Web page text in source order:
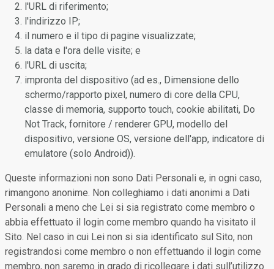
l'URL di riferimento;
l'indirizzo IP;
il numero e il tipo di pagine visualizzate;
la data e l'ora delle visite; e
l'URL di uscita;
impronta del dispositivo (ad es., Dimensione dello
schermo/rapporto pixel, numero di core della CPU,
classe di memoria, supporto touch, cookie abilitati, Do
Not Track, fornitore / renderer GPU, modello del
dispositivo, versione OS, versione dell'app, indicatore di
emulatore (solo Android)).
Queste informazioni non sono Dati Personali e, in ogni caso,
rimangono anonime. Non colleghiamo i dati anonimi a Dati
Personali a meno che Lei si sia registrato come membro o
abbia effettuato il login come membro quando ha visitato il
Sito. Nel caso in cui Lei non si sia identificato sul Sito, non
registrandosi come membro o non effettuando il login come
membro, non saremo in grado di ricollegare i dati sull’utilizzo